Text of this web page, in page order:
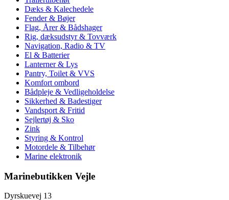
Dæks & Kalechedele
Fender & Bøjer
Flag, Årer & Bådshager
Rig, dæksudstyr & Tovværk
Navigation, Radio & TV
El & Batterier
Lanterner & Lys
Pantry, Toilet & VVS
Komfort ombord
Bådpleje & Vedligeholdelse
Sikkerhed & Badestiger
Vandsport & Fritid
Sejlertøj & Sko
Zink
Styring & Kontrol
Motordele & Tilbehør
Marine elektronik
Marinebutikken Vejle
Dyrskuevej 13